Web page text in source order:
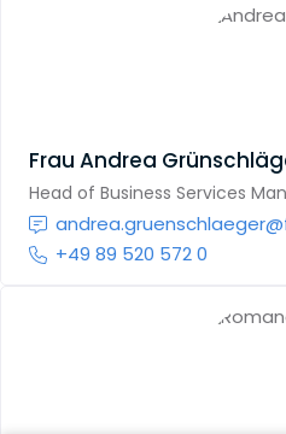
Frau Andrea
Head of Business Services
+49 89 520 572 0